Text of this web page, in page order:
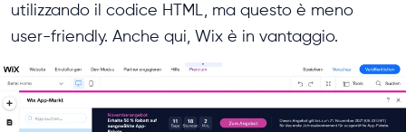
utilizzando il codice HTML, ma questo è meno
user-friendly. Anche qui, Wix è in vantaggio.